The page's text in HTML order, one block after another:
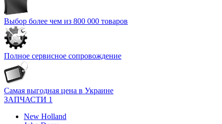
Выбор более чем из 800 000 товаров
Полное сервисное сопровождение
Самая выгодная цена в Украине
ЗАПЧАСТИ 1
New Holland